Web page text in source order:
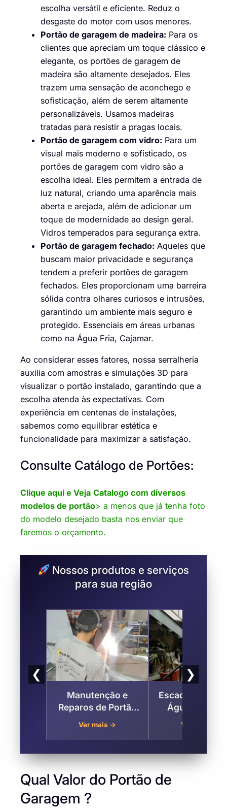
escolha versátil e eficiente. Reduz o
desgaste do motor com usos menores.
Portão de garagem de madeira: Para os
clientes que apreciam um toque clássico e
elegante, os portões de garagem de
madeira são altamente desejados. Eles
trazem uma sensação de aconchego e
sofisticação, além de serem altamente
personalizáveis. Usamos madeiras
tratadas para resistir a pragas locais.
Portão de garagem com vidro: Para um
visual mais moderno e sofisticado, os
portões de garagem com vidro são a
escolha ideal. Eles permitem a entrada de
luz natural, criando uma aparência mais
aberta e arejada, além de adicionar um
toque de modernidade ao design geral.
Vidros temperados para segurança extra.
Portão de garagem fechado: Aqueles que
buscam maior privacidade e segurança
tendem a preferir portões de garagem
fechados. Eles proporcionam uma barreira
sólida contra olhares curiosos e intrusões,
garantindo um ambiente mais seguro e
protegido. Essenciais em áreas urbanas
como na Água Fria, Cajamar.
Ao considerar esses fatores, nossa serralheria
auxilia com amostras e simulações 3D para
visualizar o portão instalado, garantindo que a
escolha atenda às expectativas. Com
experiência em centenas de instalações,
sabemos como equilibrar estética e
funcionalidade para maximizar a satisfação.
Consulte Catálogo de Portões:
Clique aqui e Veja Catalogo com diversos
modelos de portão> a menos que já tenha foto
do modelo desejado basta nos enviar que
faremos o orçamento.
Nossos produtos e serviços
para sua região
❮
Manutenção e
Reparos de Portão
na Água Fria , Zona
Norte de São Paulo
Ver mais →
Escada
Água Fria
Ver mais →
❯
Qual Valor do Portão de
Garagem ?